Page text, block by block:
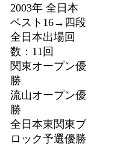
2003年 全日本
ベスト16→四段
全日本出場回
数：11回
関東オープン優
勝
流山オープン優
勝
全日本東関東ブ
ロック予選優勝